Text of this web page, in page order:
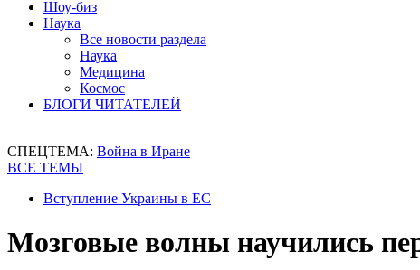
Шоу-биз
Наука
Все новости раздела
Наука
Медицина
Космос
БЛОГИ ЧИТАТЕЛЕЙ
СПЕЦТЕМА: Война в Иране
ВСЕ ТЕМЫ
Вступление Украины в ЕС
Мозговые волны научились